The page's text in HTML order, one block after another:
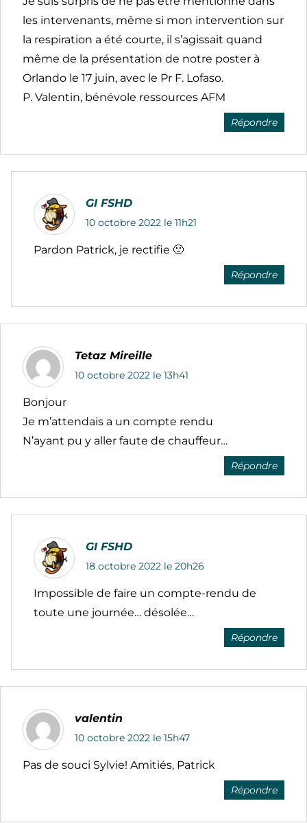
les intervenants, même si mon intervention sur
la respiration a été courte, il s’agissait quand
même de la présentation de notre poster à
Orlando le 17 juin, avec le Pr F. Lofaso.
P. Valentin, bénévole ressources AFM
Répondre
GI FSHD
10 octobre 2022 le 11h21
Pardon Patrick, je rectifie 🙂
Répondre
Tetaz Mireille
10 octobre 2022 le 13h41
Bonjour
Je m’attendais a un compte rendu
N’ayant pu y aller faute de chauffeur…
Répondre
GI FSHD
18 octobre 2022 le 20h26
Impossible de faire un compte-rendu de
toute une journée… désolée…
Répondre
valentin
10 octobre 2022 le 15h47
Pas de souci Sylvie! Amitiés, Patrick
Répondre